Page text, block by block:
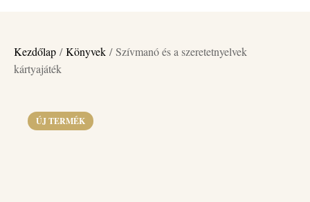
Kezdőlap /Könyvek / Szívmanó és a szeretetnyelvek
kártyajáték
ÚJ TERMÉK